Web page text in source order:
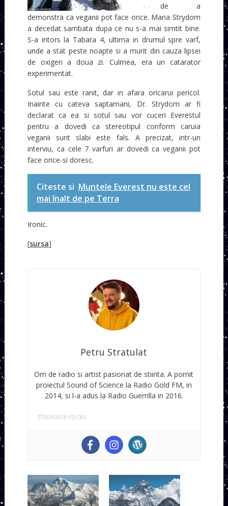
de a
demonstra ca veganii pot face orice. Maria Strydom
a decedat sambata dupa ce nu s-a mai simtit bine.
S-a intors la Tabara 4, ultima in drumul spre varf,
unde a stat peste noapte si a murit din cauza lipsei
de oxigen a doua zi. Culmea, era un catarator
experimentat.
Sotul sau este ranit, dar in afara oricarui pericol.
Inainte cu cateva saptamani, Dr. Strydom ar fi
declarat ca ea si sotul sau vor cuceri Everestul
pentru a dovedi ca stereotipul conform caruia
veganii sunt slabi este fals. A precizat, intr-un
interviu, ca cele 7 varfuri ar dovedi ca veganii pot
face orice-si doresc.
Citeste si Muntele Everest nu este cel
mai înalt de pe Terra
Ironic.
[sursa]
Petru Stratulat
Om de radio si artist pasionat de stiinta. A pornit
proiectul Sound of Science la Radio Gold FM, in
2014, si l-a adus la Radio Guerrilla in 2016.
thisvoice.rocks